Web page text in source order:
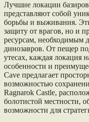
Лучшие локации
представляют собой
борьбы и выживания.
защиту от врагов, но и
ресурсам, необходимым
динозавров. От пещер
утесах, каждая локация
особенности и
Cave предлагает
возможностью
Ragnarok Castle,
болотистой местности,
возможности для